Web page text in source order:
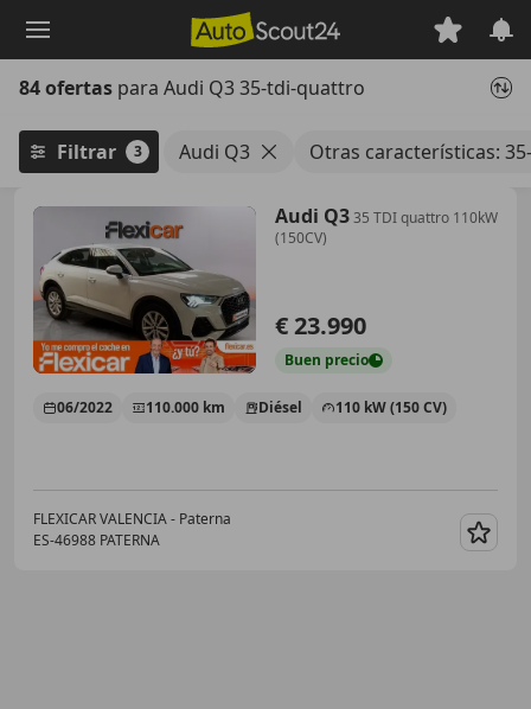
principal
84 ofertas para Audi Q3 35-tdi-quattro
Filtrar 3 Audi Q3 Otras características:
Audi Q335 TDI quattro 110kW
(150CV)
€ 23.990
Buen precio
06/2022 110.000 km Diésel 110 kW (150 CV)
FLEXICAR VALENCIA - Paterna
ES-46988 PATERNA